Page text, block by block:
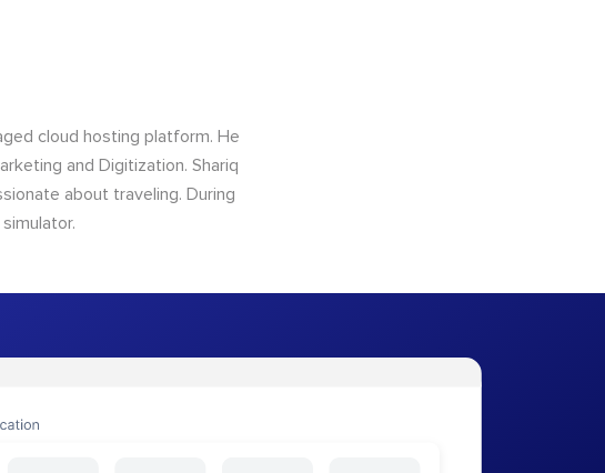
cloud hosting platform. He
and Digitization. Shariq
about traveling. During